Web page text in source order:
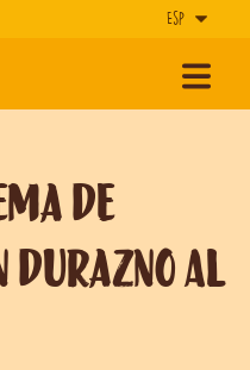
DE
DURAZNO AL